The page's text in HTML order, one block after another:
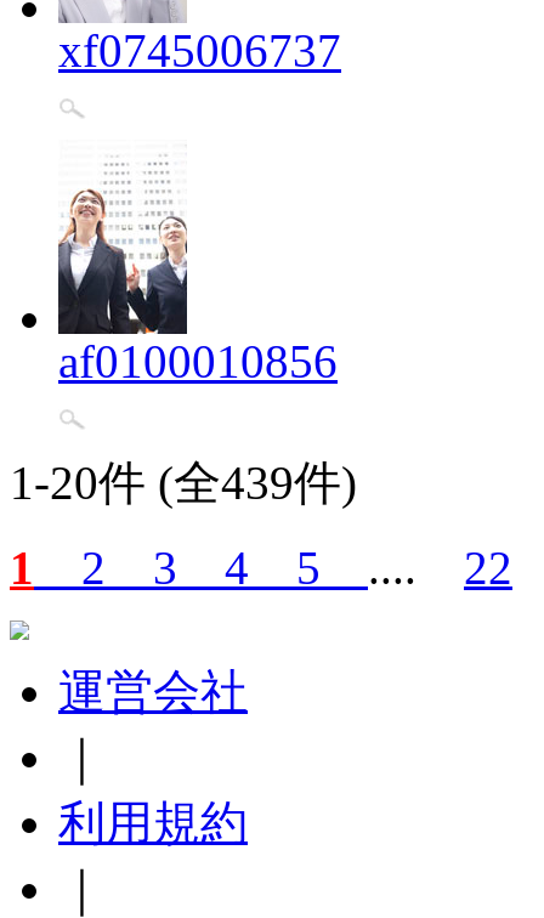
xf0745006737
af0100010856
1-20件 (全439件)
1
2 3 4 5 .... 22
運営会社
利用規約